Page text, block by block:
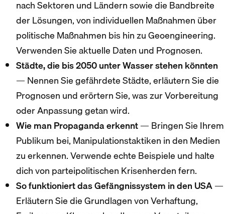
nach Sektoren und Ländern sowie die Bandbreite
der Lösungen, von individuellen Maßnahmen über
politische Maßnahmen bis hin zu Geoengineering.
Verwenden Sie aktuelle Daten und Prognosen.
Städte, die bis 2050 unter Wasser stehen könnten
— Nennen Sie gefährdete Städte, erläutern Sie die
Prognosen und erörtern Sie, was zur Vorbereitung
oder Anpassung getan wird.
Wie man Propaganda erkennt— Bringen Sie Ihrem
Publikum bei, Manipulationstaktiken in den Medien
zu erkennen. Verwende echte Beispiele und halte
dich von parteipolitischen Krisenherden fern.
So funktioniert das Gefängnissystem in den USA—
Erläutern Sie die Grundlagen von Verhaftung,